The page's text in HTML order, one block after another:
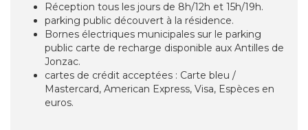
Réception tous les jours de 8h/12h et 15h/19h.
parking public découvert à la résidence.
Bornes électriques municipales sur le parking
public carte de recharge disponible aux Antilles de
Jonzac.
cartes de crédit acceptées : Carte bleu /
Mastercard, American Express, Visa, Espèces en
euros.